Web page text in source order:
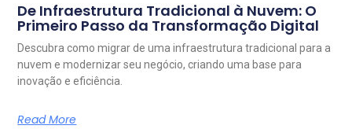
De Infraestrutura Tradicional à Nuvem: O
Primeiro Passo da Transformação Digital
Descubra como migrar de uma infraestrutura tradicional para a
nuvem e modernizar seu negócio, criando uma base para
inovação e eficiência.
Read More